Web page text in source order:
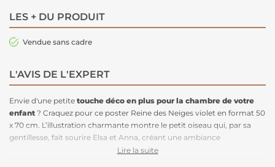
LES + DU PRODUIT
Vendue sans cadre
L'AVIS DE L'EXPERT
Envie d'une petite touche déco en plus pour la chambre de votre
enfant ? Craquez pour ce poster Reine des Neiges violet en format 50
x 70 cm. L’illustration charmante montre le petit oiseau qui, par sa
gentillesse, fait sourire Elsa et Anna, créant une ambiance
chaleureuse et pleine de bonne humeur. Avec ses couleurs douces et
Lire la suite